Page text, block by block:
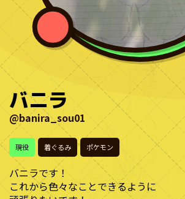
バニラ
@banira_sou01
現役 着ぐるみ ポケモン
バニラです！
これから色々なことできるように